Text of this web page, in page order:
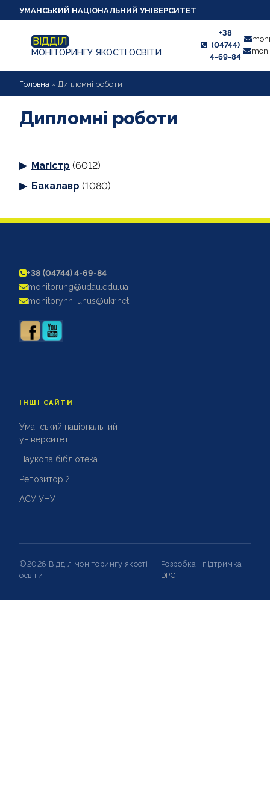
УМАНСЬКИЙ НАЦІОНАЛЬНИЙ УНІВЕРСИТЕТ
ВІДДІЛ
МОНІТОРИНГУ ЯКОСТІ ОСВІТИ
+38
(04744)
4-69-84
НОВИНИ
ПРО ВІДДІЛ
ВИКЛАДАЧУ
АНКЕТУВАННЯ
ДИПЛОМНІ РОБОТИ
АКРЕДИТАЦІЙНІ ЕКСПЕРТИЗИ
АКАДЕМІЧНА ДОБРОЧЕСНІСТЬ
Головна » Дипломні роботи
Дипломні роботи
Магістр (6012)
Бакалавр (1080)
+38 (04744) 4-69-84
monitorung@udau.edu.ua
monitorynh_unus@ukr.net
ІНШІ САЙТИ
Уманський національний
університет
Наукова бібліотека
Репозиторій
АСУ УНУ
©2026 Відділ моніторингу якості
освіти
Розробка і підтримка
DPC